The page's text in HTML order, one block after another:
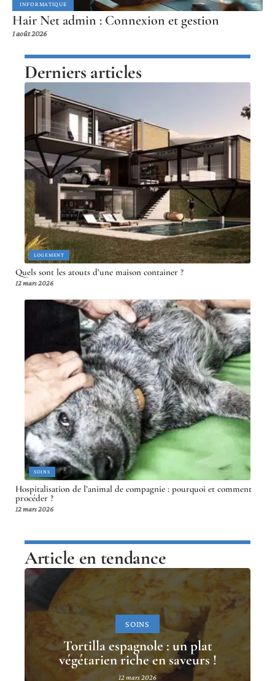
INFORMATIQUE
Hair Net admin : Connexion et gestion
1 août 2026
Derniers articles
LOGEMENT
Quels sont les atouts d’une maison container ?
12 mars 2026
SOINS
Hospitalisation de l’animal de compagnie : pourquoi et comment
procéder ?
12 mars 2026
Article en tendance
SOINS
Tortilla espagnole : un plat
végétarien riche en saveurs !
12 mars 2026